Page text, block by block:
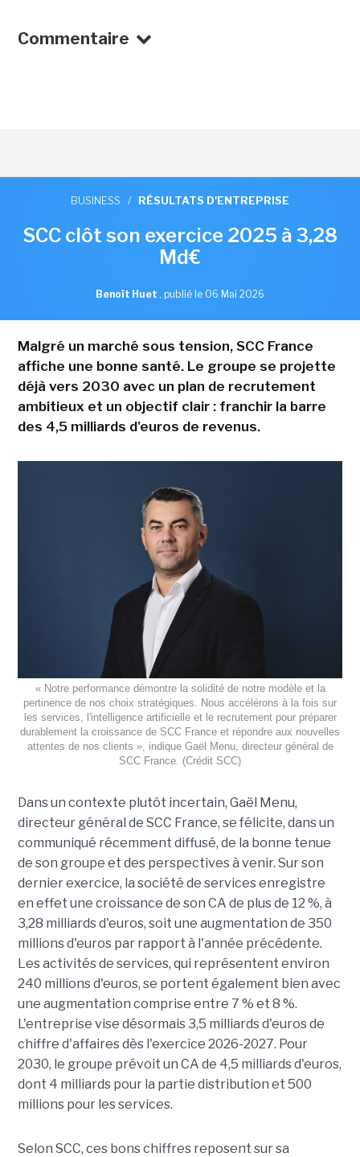
Commentaire
BUSINESS / RÉSULTATS D'ENTREPRISE
SCC clôt son exercice 2025 à 3,28
Md€
Benoît Huet , publié le 06 Mai 2026
Malgré un marché sous tension, SCC France
affiche une bonne santé. Le groupe se projette
déjà vers 2030 avec un plan de recrutement
ambitieux et un objectif clair : franchir la barre
des 4,5 milliards d'euros de revenus.
« Notre performance démontre la solidité de notre modèle et la
pertinence de nos choix stratégiques. Nous accélérons à la fois sur
les services, l'intelligence artificielle et le recrutement pour préparer
durablement la croissance de SCC France et répondre aux nouvelles
attentes de nos clients », indique Gaël Menu, directeur général de
SCC France. (Crédit SCC)
Dans un contexte plutôt incertain, Gaël Menu,
directeur général de SCC France, se félicite, dans un
communiqué récemment diffusé, de la bonne tenue
de son groupe et des perspectives à venir. Sur son
dernier exercice, la société de services enregistre
en effet une croissance de son CA de plus de 12 %, à
3,28 milliards d'euros, soit une augmentation de 350
millions d'euros par rapport à l'année précédente.
Les activités de services, qui représentent environ
240 millions d'euros, se portent également bien avec
une augmentation comprise entre 7 % et 8 %.
L'entreprise vise désormais 3,5 milliards d'euros de
chiffre d'affaires dès l'exercice 2026-2027. Pour
2030, le groupe prévoit un CA de 4,5 milliards d'euros,
dont 4 milliards pour la partie distribution et 500
millions pour les services.
Selon SCC, ces bons chiffres reposent sur sa